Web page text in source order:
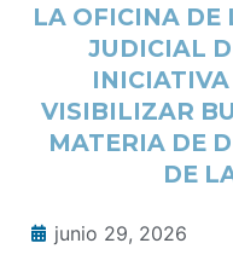
LA OFICINA DE
JUDICIAL
VISIBILIZAR
MATERIA DE
DE
junio 29, 2026